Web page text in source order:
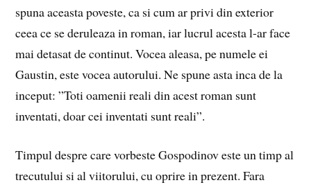
spuna aceasta poveste, ca si cum ar privi din exterior
ceea ce se deruleaza in roman, iar lucrul acesta l-ar face
mai detasat de continut. Vocea aleasa, pe numele ei
Gaustin, este vocea autorului. Ne spune asta inca de la
inceput: ”Toti oamenii reali din acest roman sunt
inventati, doar cei inventati sunt reali”.
Timpul despre care vorbeste Gospodinov este un timp al
trecutului si al viitorului, cu oprire in prezent. Fara